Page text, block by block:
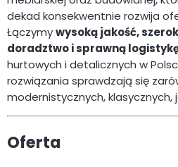
dekad konsekwentnie rozwija
Łączymywysoką jakość,
doradztwo i sprawną
hurtowych i detalicznych w
rozwiązania sprawdzają się
modernistycznych, klasycznych,
Oferta